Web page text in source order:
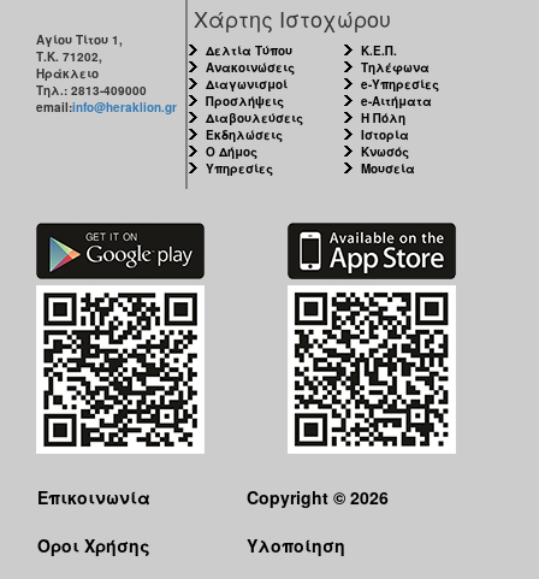
Αγίου Τίτου 1,
Τ.Κ. 71202,
Ηράκλειο
Τηλ.: 2813-409000
email:info@heraklion.gr
Χάρτης Ιστοχώρου
Δελτία Τύπου
Ανακοινώσεις
Διαγωνισμοί
Προσλήψεις
Διαβουλεύσεις
Εκδηλώσεις
Ο Δήμος
Υπηρεσίες
Κ.Ε.Π.
Τηλέφωνα
e-Υπηρεσίες
e-Αιτήματα
Η Πόλη
Ιστορία
Κνωσός
Μουσεία
Επικοινωνία
Όροι Χρήσης
Copyright © 2026
Υλοποίηση